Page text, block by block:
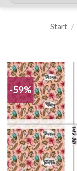
Start /
-59%